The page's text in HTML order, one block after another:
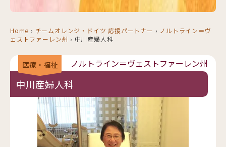
Home › チームオレンジ・ドイツ 応援パートナー › ノルトライン＝ヴ
ェストファーレン州 › 中川産婦人科
医療・福祉 ノルトライン＝ヴェストファーレン州
中川産婦人科